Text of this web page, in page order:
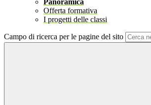
Panoramica
Offerta formativa
I progetti delle classi
Campo di ricerca per le pagine del sito